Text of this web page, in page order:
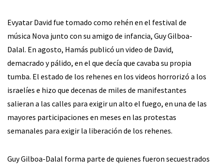
Evyatar David fue tomado como rehén en el festival de
música Nova junto con su amigo de infancia, Guy Gilboa-
Dalal. En agosto, Hamás publicó un video de David,
demacrado y pálido, en el que decía que cavaba su propia
tumba. El estado de los rehenes en los videos horrorizó a los
israelíes e hizo que decenas de miles de manifestantes
salieran a las calles para exigir un alto el fuego, en una de las
mayores participaciones en meses en las protestas
semanales para exigir la liberación de los rehenes.
Guy Gilboa-Dalal forma parte de quienes fueron secuestrados